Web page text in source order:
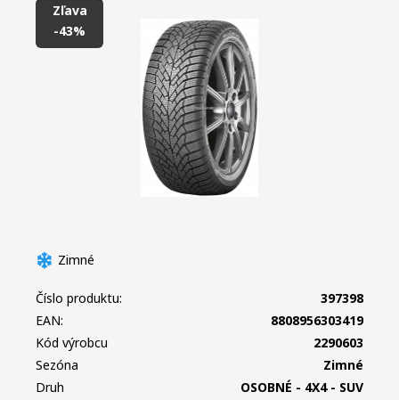
Zľava
-43%
Zimné
Číslo produktu:
397398
EAN:
8808956303419
Kód výrobcu
2290603
Sezóna
Zimné
Druh
OSOBNÉ - 4X4 - SUV